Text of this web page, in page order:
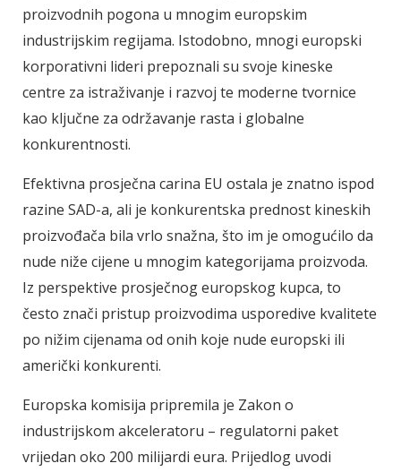
proizvodnih pogona u mnogim europskim
industrijskim regijama. Istodobno, mnogi europski
korporativni lideri prepoznali su svoje kineske
centre za istraživanje i razvoj te moderne tvornice
kao ključne za održavanje rasta i globalne
konkurentnosti.
Efektivna prosječna carina EU ostala je znatno ispod
razine SAD-a, ali je konkurentska prednost kineskih
proizvođača bila vrlo snažna, što im je omogućilo da
nude niže cijene u mnogim kategorijama proizvoda.
Iz perspektive prosječnog europskog kupca, to
često znači pristup proizvodima usporedive kvalitete
po nižim cijenama od onih koje nude europski ili
američki konkurenti.
Europska komisija pripremila je Zakon o
industrijskom akceleratoru – regulatorni paket
vrijedan oko 200 milijardi eura. Prijedlog uvodi